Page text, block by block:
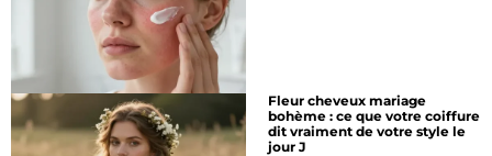
Fleur cheveux mariage
bohème : ce que votre coiffure
dit vraiment de votre style le
jour J